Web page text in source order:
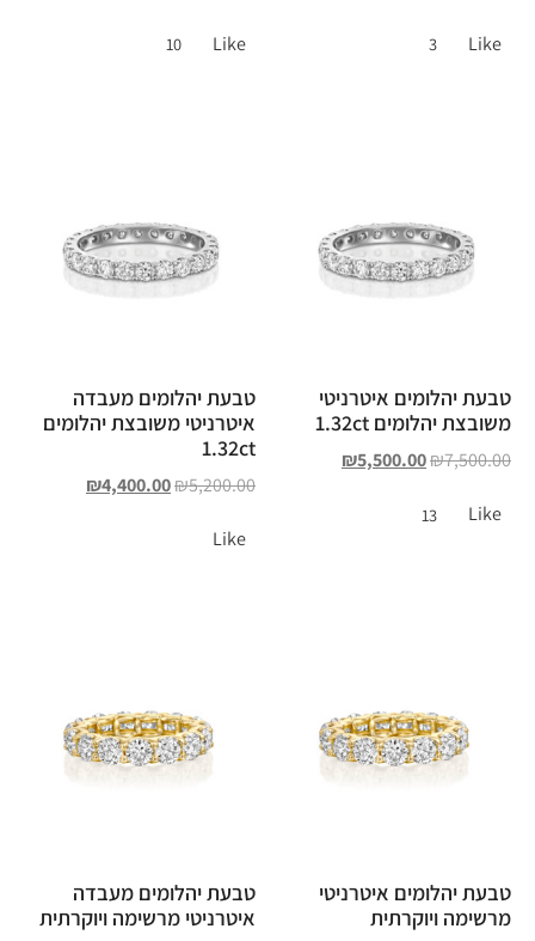
Like
3
Like
10
טבעת יהלומים איטרניטי
משובצת יהלומים 1.32ct
₪7,500.00
₪5,500.00
Like
13
טבעת יהלומים מעבדה
איטרניטי משובצת יהלומים
1.32ct
₪5,200.00
₪4,400.00
Like
טבעת יהלומים איטרניטי
מרשימה ויוקרתית
טבעת יהלומים מעבדה
איטרניטי מרשימה ויוקרתית